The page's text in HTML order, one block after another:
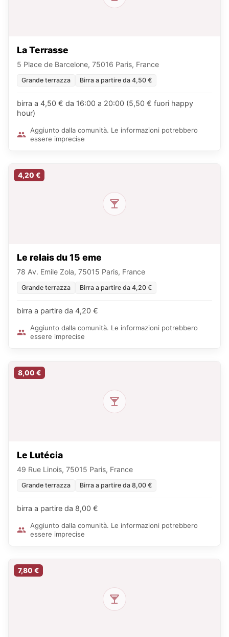
La Terrasse
5 Place de Barcelone, 75016 Paris, France
Grande terrazza Birra a partire da 4,50 €
birra a 4,50 € da 16:00 a 20:00 (5,50 € fuori happy
hour)
Aggiunto dalla comunità. Le informazioni potrebbero
essere imprecise
4,20 €
Le relais du 15 eme
78 Av. Emile Zola, 75015 Paris, France
Grande terrazza Birra a partire da 4,20 €
birra a partire da 4,20 €
Aggiunto dalla comunità. Le informazioni potrebbero
essere imprecise
8,00 €
Le Lutécia
49 Rue Linois, 75015 Paris, France
Grande terrazza Birra a partire da 8,00 €
birra a partire da 8,00 €
Aggiunto dalla comunità. Le informazioni potrebbero
essere imprecise
7,80 €